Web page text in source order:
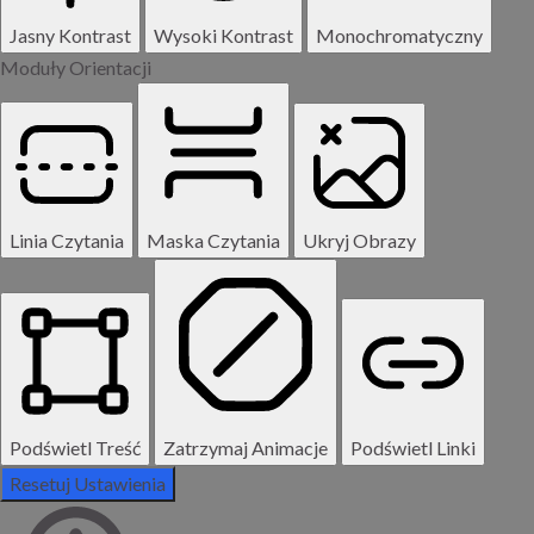
Jasny Kontrast Wysoki Kontrast
Monochromatyczny
Moduły Orientacji
Linia Czytania Maska Czytania Ukryj Obrazy
Podświetl Treść Zatrzymaj Animacje
Podświetl Linki
Resetuj Ustawienia